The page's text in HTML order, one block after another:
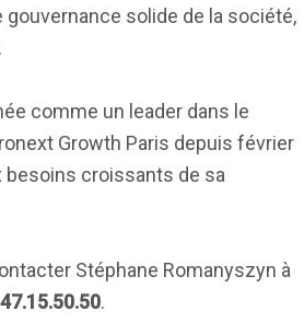
solide de la société,
comme un leader dans le
Growth Paris depuis février
besoins croissants de sa
Stéphane Romanyszyn à
.